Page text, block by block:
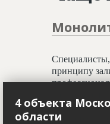
принципу
использован
считается
4 объекта
области